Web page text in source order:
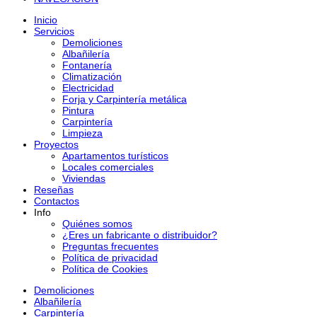
Inicio
Servicios
Demoliciones
Albañilería
Fontanería
Climatización
Electricidad
Forja y Carpintería metálica
Pintura
Carpintería
Limpieza
Proyectos
Apartamentos turísticos
Locales comerciales
Viviendas
Reseñas
Contactos
Info
Quiénes somos
¿Eres un fabricante o distribuidor?
Preguntas frecuentes
Política de privacidad
Política de Cookies
Demoliciones
Albañilería
Carpintería